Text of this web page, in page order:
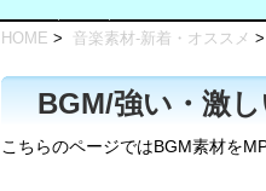
HOME > 音楽素材-新着・オススメ >
BGM/強い・激
こちらのページではBGM素材を